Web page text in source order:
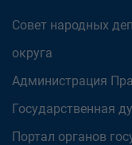
Совет народных
округа
Администрация
Государственная
Портал органов